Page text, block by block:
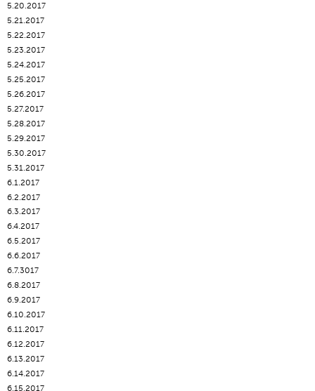
5.20.2017
5.21.2017
5.22.2017
5.23.2017
5.24.2017
5.25.2017
5.26.2017
5.27.2017
5.28.2017
5.29.2017
5.30.2017
5.31.2017
6.1.2017
6.2.2017
6.3.2017
6.4.2017
6.5.2017
6.6.2017
6.7.3017
6.8.2017
6.9.2017
6.10.2017
6.11.2017
6.12.2017
6.13.2017
6.14.2017
6.15.2017